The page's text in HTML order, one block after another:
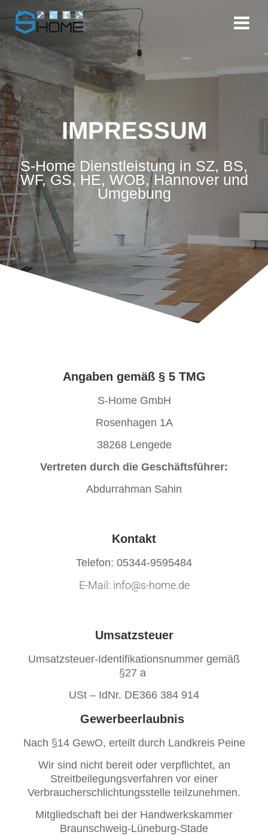
IMPRESSUM
S-Home Dienstleistung in SZ, BS,
WF, GS, HE, WOB, Hannover und
Umgebung
Angaben gemäß § 5 TMG
S-Home GmbH
Rosenhagen 1A
38268 Lengede
Vertreten durch die Geschäftsführer:
Abdurrahman Sahin
Kontakt
Telefon: 05344-9595484
E-Mail: info@s-home.de
Umsatzsteuer
Umsatzsteuer-Identifikationsnummer gemäß
§27 a
USt – IdNr. DE366 384 914
Gewerbeerlaubnis
Nach §14 GewO, erteilt durch Landkreis Peine
Wir sind nicht bereit oder verpflichtet, an
Streitbeilegungsverfahren vor einer
Verbraucherschlichtungsstelle teilzunehmen.
Mitgliedschaft bei der Handwerkskammer
Braunschweig-Lüneburg-Stade